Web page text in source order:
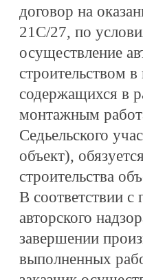
договор на
21С/27, по
осуществление
строительством
содержащихся в
монтажным
Седьельского
объект),
строительства
В соответствии
авторского
завершении
выполненных